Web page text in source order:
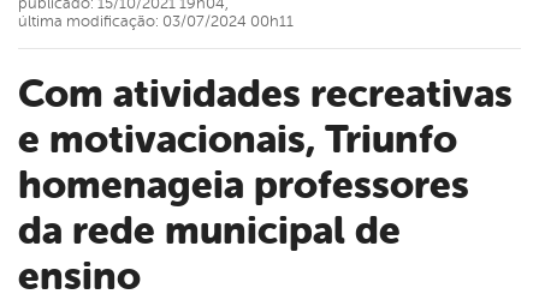
Com atividades recreativas
e motivacionais, Triunfo
homenageia professores
da rede municipal de
ensino
publicado: 15/10/2021 19h04,
última modificação: 03/07/2024 00h11